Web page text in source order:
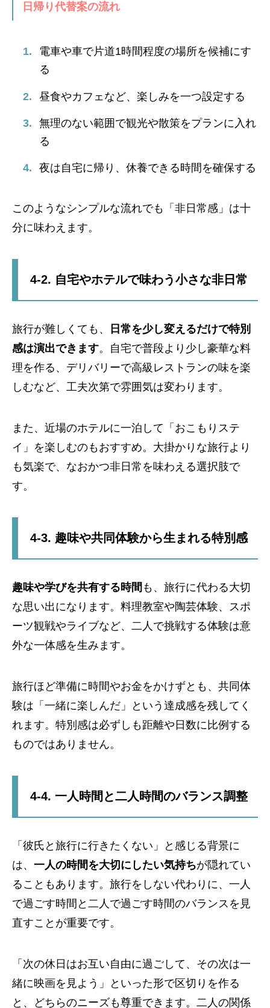
日帰り代替案の流れ
電車や車で片道1時間程度の場所を候補にす
る
昼食やカフェなど、楽しみを一つ設定する
無理のない範囲で観光や散策をプランに入れ
る
夜は自宅に帰り、休養できる時間を確保する
このようなシンプルな流れでも「非日常感」は十
分に味わえます。
4-2. 自宅やホテルで味わう小さな非日常
旅行が難しくても、
日常を少し変えるだけで特別
感は演出できます。自宅で普段より少し豪華な料
理を作る、デリバリーで高級レストランの味を楽
しむなど、工夫次第で雰囲気は変わります。
また、近場のホテルに一泊して「おこもりステ
イ」を楽しむのもおすすめ。大掛かりな旅行より
も気楽で、なおかつ非日常を味わえる選択肢で
す。
4-3. 趣味や共同体験から生まれる特別感
趣味や学びを共有する時間 も、旅行に代わる大切
な思い出になります。料理教室や陶芸体験、スポ
ーツ観戦やライブなど、二人で挑戦する体験は意
外な一体感を生みます。
旅行ほど準備に時間やお金をかけずとも、共同体
験は「一緒に楽しんだ」という達成感を残してく
れます。特別感は必ずしも距離や日数に比例する
ものではありません。
4-4. 一人時間と二人時間のバランス調整
「彼氏と旅行に行きたくない」と感じる背景に
は、 一人の時間を大切にしたい気持ちが隠れてい
ることもあります。旅行をしない代わりに、一人
で過ごす時間と二人で過ごす時間のバランスを見
直すことが重要です。
「次の休日はお互い自由に過ごして、その次は一
緒に映画を見よう」といった形で区切りを作る
と、どちらのニーズも尊重できます。二人の関係